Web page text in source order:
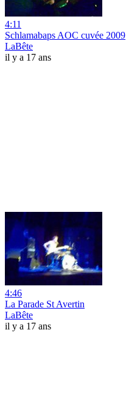
4:11
Schlamabaps AOC cuvée 2009
LaBête
il y a 17 ans
4:46
La Parade St Avertin
LaBête
il y a 17 ans